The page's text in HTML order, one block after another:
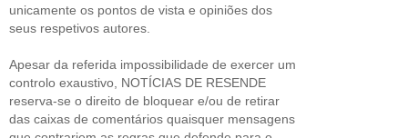
unicamente os pontos de vista e opiniões dos
seus respetivos autores.
Apesar da referida impossibilidade de exercer um
controlo exaustivo, NOTÍCIAS DE RESENDE
reserva-se o direito de bloquear e/ou de retirar
das caixas de comentários quaisquer mensagens